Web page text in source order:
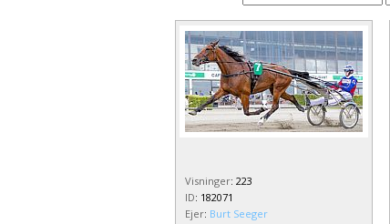
Visninger: 223
ID: 182071
Ejer: Burt Seeger